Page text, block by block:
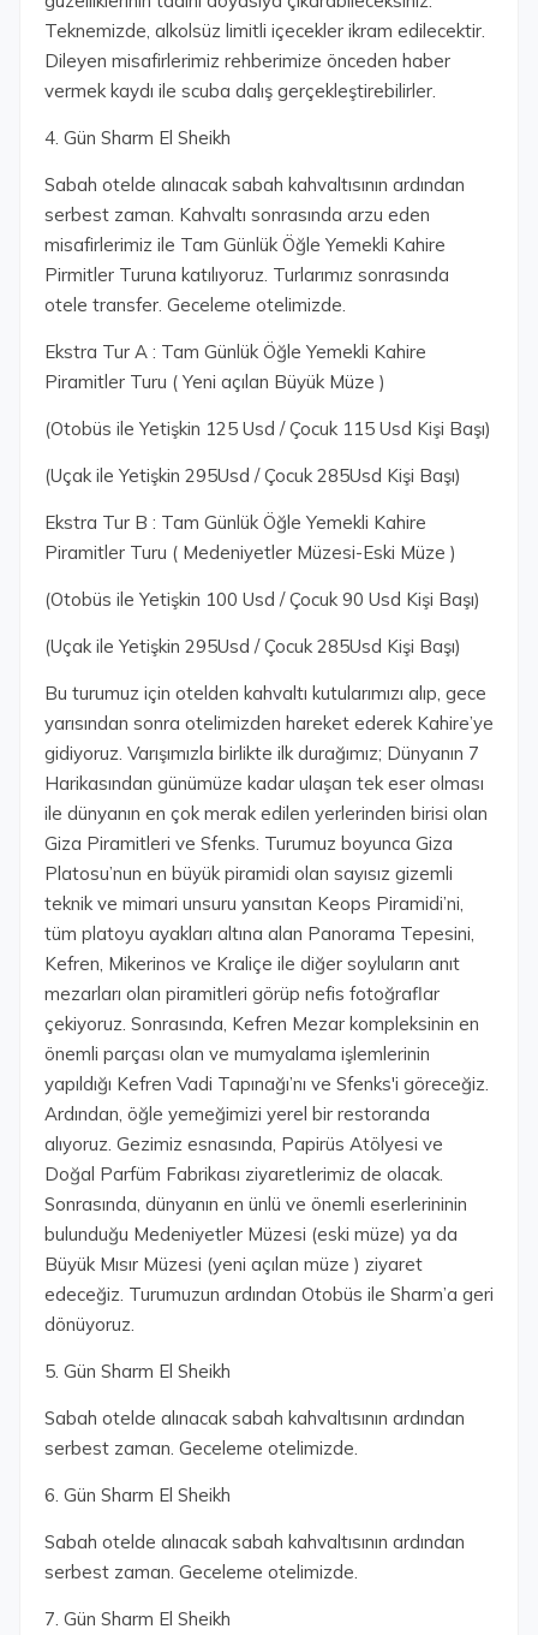
Teknemizde, alkolsüz limitli içecekler ikram edilecektir.
Dileyen misafirlerimiz rehberimize önceden haber
vermek kaydı ile scuba dalış gerçekleştirebilirler.
4. Gün Sharm El Sheikh
Sabah otelde alınacak sabah kahvaltısının ardından
serbest zaman. Kahvaltı sonrasında arzu eden
misafirlerimiz ile Tam Günlük Öğle Yemekli Kahire
Pirmitler Turuna katılıyoruz. Turlarımız sonrasında
otele transfer. Geceleme otelimizde.
Ekstra Tur A : Tam Günlük Öğle Yemekli Kahire
Piramitler Turu ( Yeni açılan Büyük Müze )
(Otobüs ile Yetişkin 125 Usd / Çocuk 115 Usd Kişi Başı)
(Uçak ile Yetişkin 295Usd / Çocuk 285Usd Kişi Başı)
Ekstra Tur B : Tam Günlük Öğle Yemekli Kahire
Piramitler Turu ( Medeniyetler Müzesi-Eski Müze )
(Otobüs ile Yetişkin 100 Usd / Çocuk 90 Usd Kişi Başı)
(Uçak ile Yetişkin 295Usd / Çocuk 285Usd Kişi Başı)
Bu turumuz için otelden kahvaltı kutularımızı alıp, gece
yarısından sonra otelimizden hareket ederek Kahire’ye
gidiyoruz. Varışımızla birlikte ilk durağımız; Dünyanın 7
Harikasından günümüze kadar ulaşan tek eser olması
ile dünyanın en çok merak edilen yerlerinden birisi olan
Giza Piramitleri ve Sfenks. Turumuz boyunca Giza
Platosu’nun en büyük piramidi olan sayısız gizemli
teknik ve mimari unsuru yansıtan Keops Piramidi’ni,
tüm platoyu ayakları altına alan Panorama Tepesini,
Kefren, Mikerinos ve Kraliçe ile diğer soyluların anıt
mezarları olan piramitleri görüp nefis fotoğraflar
çekiyoruz. Sonrasında, Kefren Mezar kompleksinin en
önemli parçası olan ve mumyalama işlemlerinin
yapıldığı Kefren Vadi Tapınağı’nı ve Sfenks'i göreceğiz.
Ardından, öğle yemeğimizi yerel bir restoranda
alıyoruz. Gezimiz esnasında, Papirüs Atölyesi ve
Doğal Parfüm Fabrikası ziyaretlerimiz de olacak.
Sonrasında, dünyanın en ünlü ve önemli eserlerininin
bulunduğu Medeniyetler Müzesi (eski müze) ya da
Büyük Mısır Müzesi (yeni açılan müze ) ziyaret
edeceğiz. Turumuzun ardından Otobüs ile Sharm’a geri
dönüyoruz.
5. Gün Sharm El Sheikh
Sabah otelde alınacak sabah kahvaltısının ardından
serbest zaman. Geceleme otelimizde.
6. Gün Sharm El Sheikh
Sabah otelde alınacak sabah kahvaltısının ardından
serbest zaman. Geceleme otelimizde.
7. Gün Sharm El Sheikh